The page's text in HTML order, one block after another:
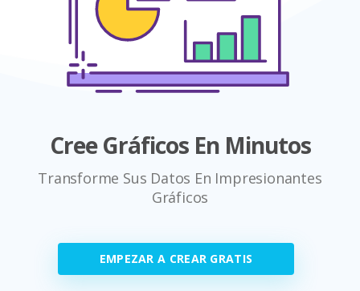
Cree Gráficos En Minutos
Transforme Sus Datos En Impresionantes
Gráficos
EMPEZAR A CREAR GRATIS